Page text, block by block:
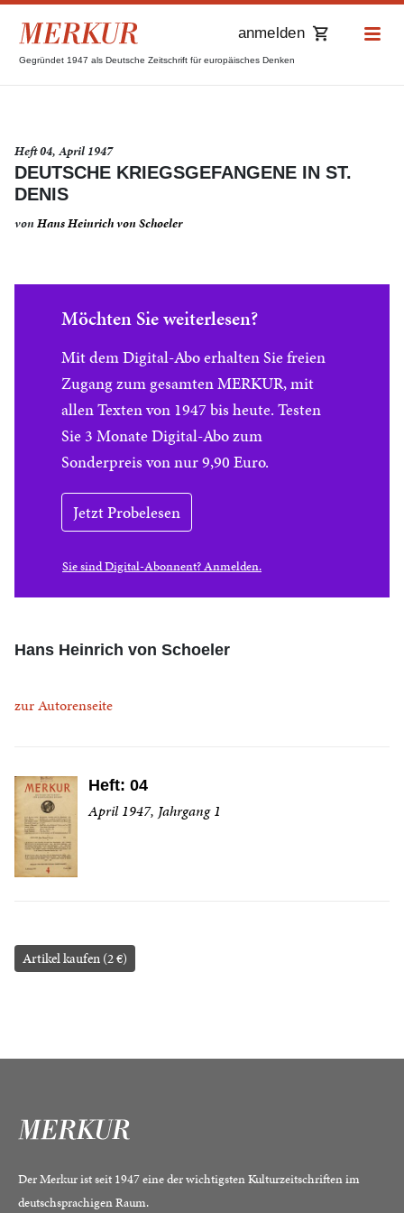
Gegründet 1947 als Deutsche Zeitschrift für europäisches Denken
anmelden
Heft 04, April 1947
DEUTSCHE KRIEGSGEFANGENE IN ST.
DENIS
vonHans Heinrich von Schoeler
Möchten Sie weiterlesen?
Mit dem Digital-Abo erhalten Sie freien
Zugang zum gesamten MERKUR, mit
allen Texten von 1947 bis heute. Testen
Sie 3 Monate Digital-Abo zum
Sonderpreis von nur 9,90 Euro.
Jetzt Probelesen
Sie sind Digital-Abonnent? Anmelden.
Hans Heinrich von Schoeler
zur Autorenseite
Heft: 04
April 1947, Jahrgang 1
Artikel kaufen (2 €)
Der Merkur ist seit 1947 eine der wichtigsten Kulturzeitschriften im
deutschsprachigen Raum.